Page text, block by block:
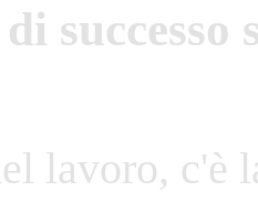
lavoro, c'è